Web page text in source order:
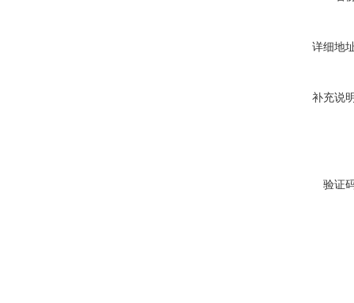
详细地
补充说
验证